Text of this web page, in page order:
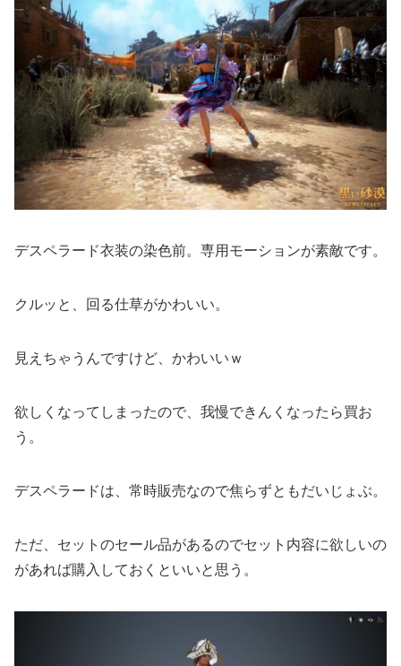
デスペラード衣装の染色前。専用モーションが素敵です。
クルッと、回る仕草がかわいい。
見えちゃうんですけど、かわいいｗ
欲しくなってしまったので、我慢できんくなったら買お
う。
デスペラードは、常時販売なので焦らずともだいじょぶ。
ただ、セットのセール品があるのでセット内容に欲しいの
があれば購入しておくといいと思う。